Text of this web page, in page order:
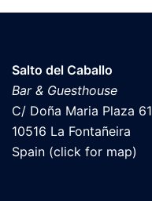
Salto del Caballo
Bar & Guesthouse
C/ Doña Maria Plaza 61
10516 La Fontañeira
Spain (click for map)